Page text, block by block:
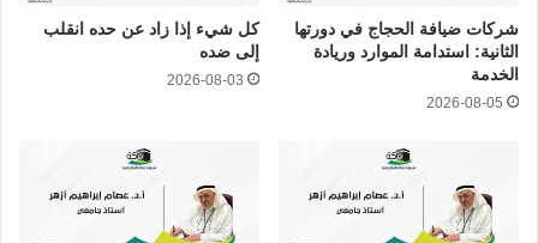
شركات ضيافة الحجاج في دورتها
الثانية: استدامة الموارد وريادة
الخدمة
2026-08-05
كل شيء إذا زاد عن حده انقلب
إلى ضده
2026-08-03